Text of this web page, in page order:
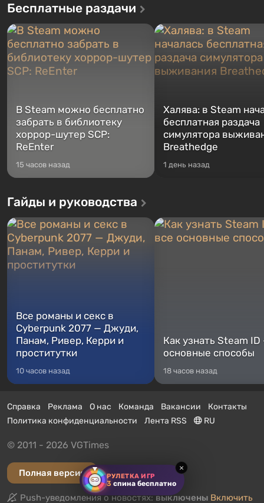
РУЛЕТКА ИГР
3 спина бесплатно
×
Бесплатные раздачи
В Steam можно бесплатно
забрать в библиотеку
хоррор-шутер SCP:
ReEnter
15 часов назад
Халява: в Steam
бесплатная раздача
симулятора
Breathedge
1 день назад
Гайды и руководства
Все романы и секс в
Cyberpunk 2077 — Джуди,
Панам, Ривер, Керри и
проститутки
10 часов назад
Как узнать Steam
основные способы
18 часов назад
Справка Реклама О нас Команда Вакансии
Контакты
Политика конфиденциальности
Лента RSS RU
© 2011 - 2026 VGTimes
Полная версия
Push-уведомления о новостях:выключены Включить